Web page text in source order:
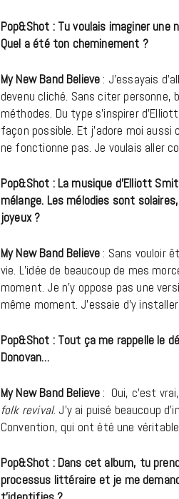
Pop&Shot : Tu voulais imaginer une
Quel a été ton cheminement ?
My New Band Believe : J’essayais
devenu cliché. Sans citer
méthodes. Du type s’inspirer
façon possible. Et j’adore moi
ne fonctionne pas. Je voulais aller
Pop&Shot : La musique d’Elliott
mélange. Les mélodies sont
joyeux ?
My New Band Believe : Sans vouloir
vie. L’idée de beaucoup de mes
moment. Je n’y oppose pas une
même moment. J’essaie d’y
Pop&Shot : Tout ça me rappelle le
Donovan…
My New Band Believe : Oui, c’est
folk revival. J’y ai puisé beaucoup
Convention, qui ont été une
Pop&Shot : Dans cet album, tu
processus littéraire et je me